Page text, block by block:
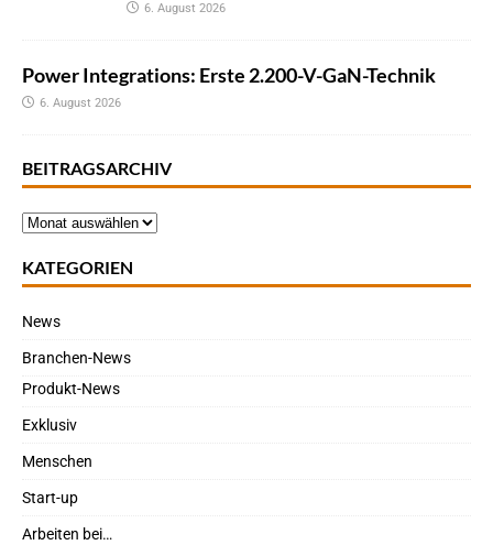
6. August 2026
Power Integrations: Erste 2.200-V-GaN-Technik
6. August 2026
BEITRAGSARCHIV
KATEGORIEN
News
Branchen-News
Produkt-News
Exklusiv
Menschen
Start-up
Arbeiten bei…